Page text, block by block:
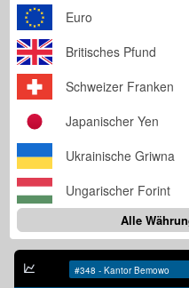
Euro
Britisches Pfund
Schweizer Franken
Japanischer Yen
Ukrainische Griwna
Ungarischer Forint
Alle